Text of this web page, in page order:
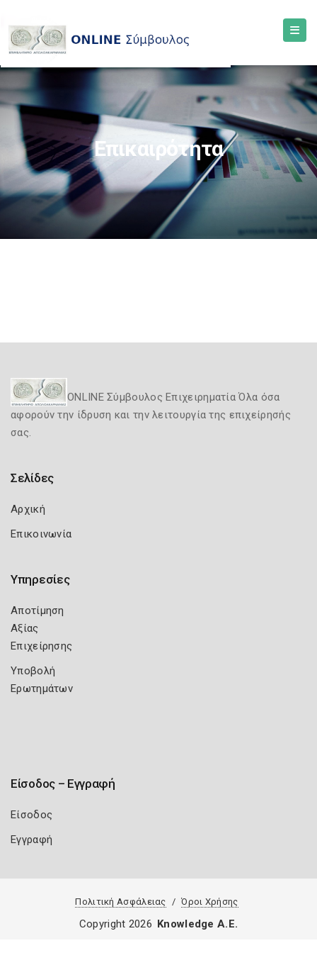
Επικαιρότητα
ONLINE Σύμβουλος Επιχειρηματία Όλα όσα
αφορούν την ίδρυση και την λειτουργία της επιχείρησής
σας.
Σελίδες
Αρχική
Επικοινωνία
Υπηρεσίες
Αποτίμηση
Αξίας
Επιχείρησης
Υποβολή
Ερωτημάτων
Είσοδος – Εγγραφή
Είσοδος
Εγγραφή
Πολιτική Ασφάλειας Όροι Χρήσης
Copyright 2026 Knowledge A.E.